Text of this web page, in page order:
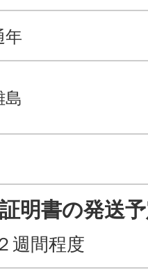
年
島
明書の発送
週間程度